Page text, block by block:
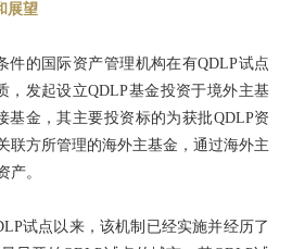
展望
件的国际资产管理机构在有QDLP试点
，发起设立QDLP基金投资于境外主基
基金，其主要投资标的为获批QDLP资
联方所管理的海外主基金，通过海外主
产。
试点以来，该机制已经实施并经历了